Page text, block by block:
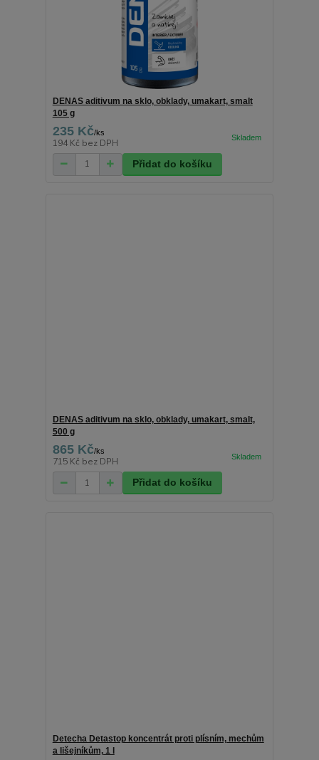
DENAS aditivum na sklo, obklady, umakart, smalt
105 g
235 Kč/ks
194 Kč bez DPH
Přidat do košíku
DENAS aditivum na sklo, obklady, umakart, smalt,
500 g
865 Kč/ks
715 Kč bez DPH
Přidat do košíku
Detecha Detastop koncentrát proti plísním, mechům
a lišejníkům, 1 l